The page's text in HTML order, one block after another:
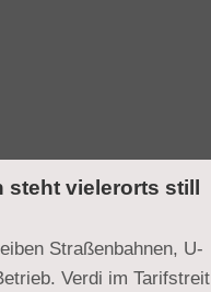
vielerorts still
Straßenbahnen, U-
Verdi im Tarifstreit